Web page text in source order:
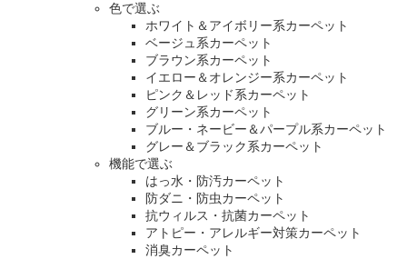
色で選ぶ
ホワイト＆アイボリー系カーペット
ベージュ系カーペット
ブラウン系カーペット
イエロー＆オレンジー系カーペット
ピンク＆レッド系カーペット
グリーン系カーペット
ブルー・ネービー＆パープル系カーペット
グレー＆ブラック系カーペット
機能で選ぶ
はっ水・防汚カーペット
防ダニ・防虫カーペット
抗ウィルス・抗菌カーペット
アトピー・アレルギー対策カーペット
消臭カーペット